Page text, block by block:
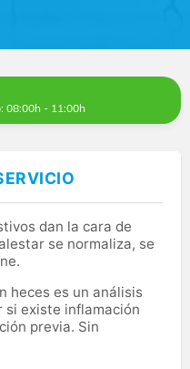
08:00h - 11:00h
dan la cara de
se normaliza, se
heces es un análisis
existe inflamación
previa. Sin